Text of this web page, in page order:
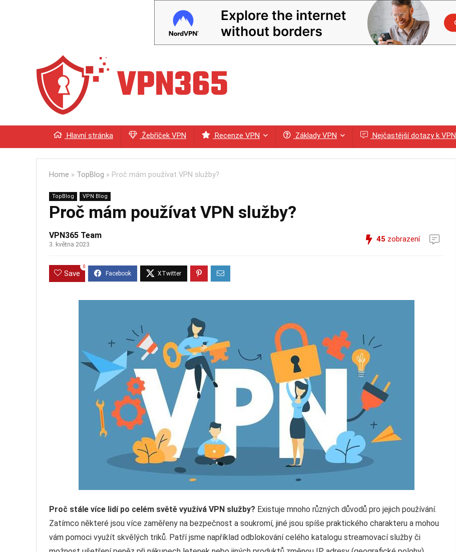
Hlavní stránka Žebříček VPN Recenze VPN Základy VPN Nejčastější dotazy k VPN
Home » TopBlog » Proč mám používat VPN služby?
TopBlog VPN Blog
Proč mám používat VPN služby?
VPN365 Team
3. května 2023
45 zobrazení
Save
0
Proč stále více lidí po celém světě využívá VPN služby? Existuje mnoho různých důvodů pro jejich používání.
Zatímco některé jsou více zaměřeny na bezpečnost a soukromí, jiné jsou spíše praktického charakteru a mohou
vám pomoci využít skvělých triků. Patří jsme například odblokování celého katalogu streamovací služby či